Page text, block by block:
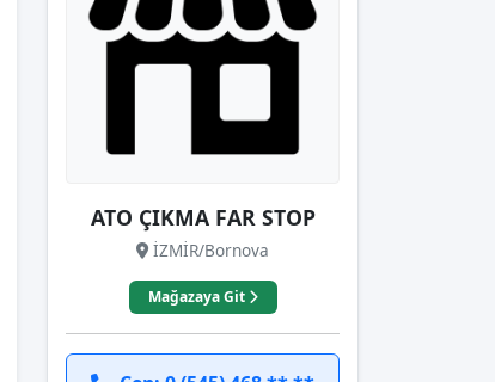
ATO ÇIKMA FAR STOP
İZMİR/Bornova
Mağazaya Git